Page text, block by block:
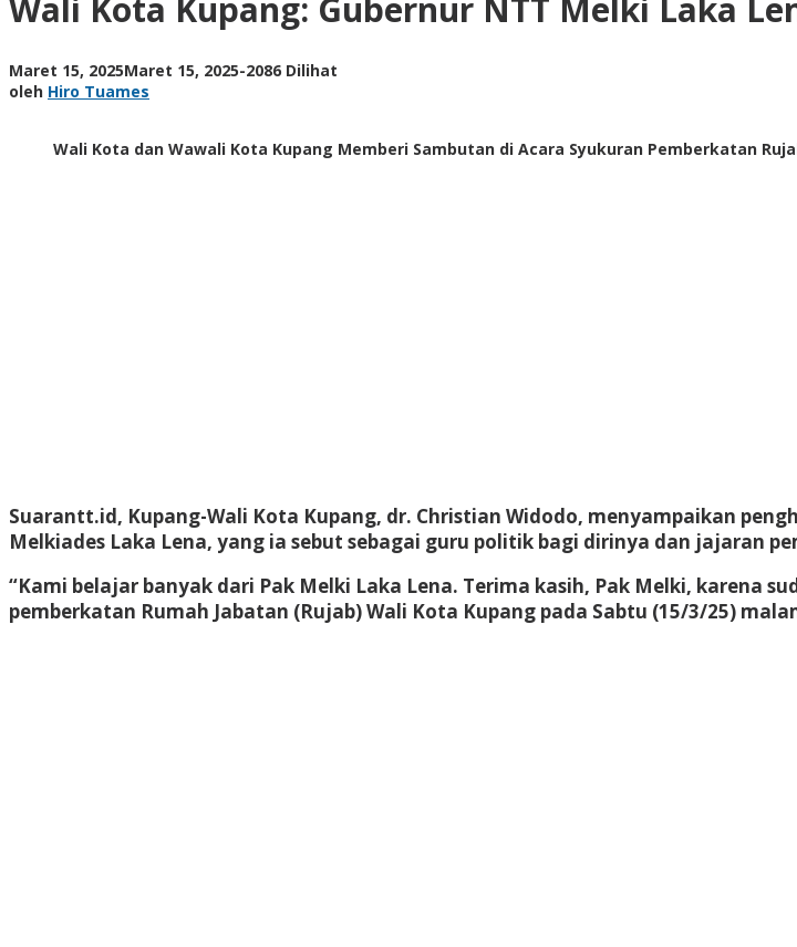
NTT
Melki
Lena
Kami
Wali Kota Kupang: Gubernur NTT Melki Laka
Maret 15, 2025Maret 15, 2025oleh
-2086 Dilihat
oleh Hiro Tuames
Wali Kota dan Wawali Kota Kupang Memberi Sambutan di Acara Syukuran Pemberkatan
Suarantt.id, Kupang-Wali Kota Kupang, dr. Christian Widodo, menyampaikan
Melkiades Laka Lena, yang ia sebut sebagai guru politik bagi dirinya dan jajaran
“Kami belajar banyak dari Pak Melki Laka Lena. Terima kasih, Pak Melki, karena
pemberkatan Rumah Jabatan (Rujab) Wali Kota Kupang pada Sabtu (15/3/25)